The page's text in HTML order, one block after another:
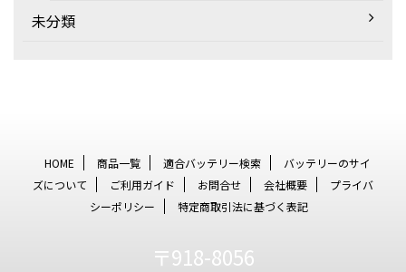
未分類
HOME 商品一覧 適合バッテリー検索
バッテリーのサイ
ズについて
ご利用ガイド お問合せ 会社概要
プライバ
シーポリシー
特定商取引法に基づく表記
〒918-8056